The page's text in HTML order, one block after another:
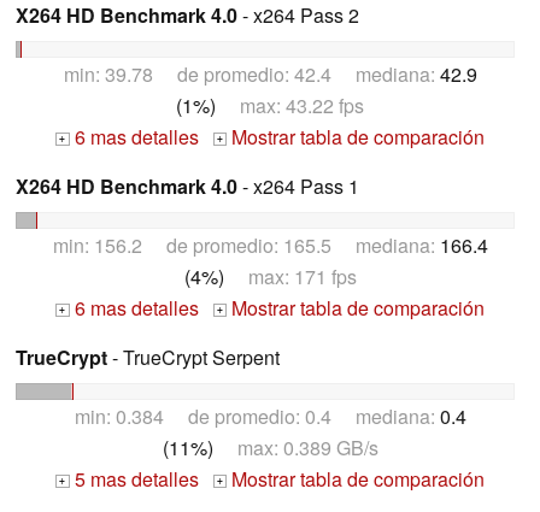
X264 HD Benchmark 4.0- x264 Pass 2
min: 39.78 de promedio: 42.4 mediana: 42.9
(1%) max: 43.22 fps
+ 6 mas detalles +
Mostrar tabla de comparación
X264 HD Benchmark 4.0- x264 Pass 1
min: 156.2 de promedio: 165.5 mediana: 166.4
(4%) max: 171 fps
+ 6 mas detalles +
Mostrar tabla de comparación
TrueCrypt- TrueCrypt Serpent
min: 0.384 de promedio: 0.4 mediana: 0.4
(11%) max: 0.389 GB/s
+ 5 mas detalles +
Mostrar tabla de comparación